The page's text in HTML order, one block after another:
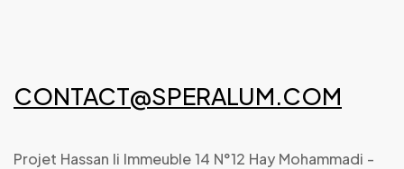
CONTACT@SPERALUM.COM
Projet Hassan Ii Immeuble 14 N°12 Hay Mohammadi -